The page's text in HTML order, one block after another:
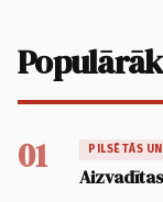
01 PILSĒTĀS